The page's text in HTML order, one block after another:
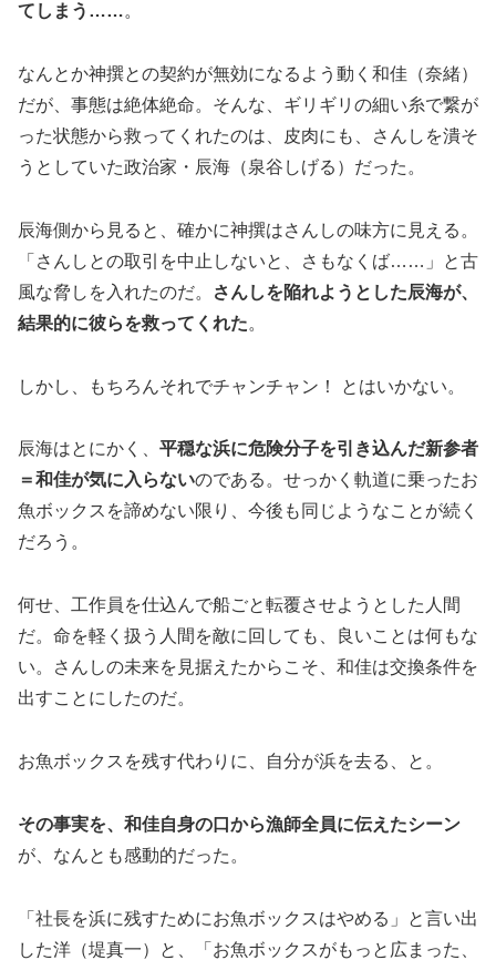
てしまう……。
なんとか神撰との契約が無効になるよう動く和佳（奈緒）
だが、事態は絶体絶命。そんな、ギリギリの細い糸で繋が
った状態から救ってくれたのは、皮肉にも、さんしを潰そ
うとしていた政治家・辰海（泉谷しげる）だった。
辰海側から見ると、確かに神撰はさんしの味方に見える。
「さんしとの取引を中止しないと、さもなくば……」と古
風な脅しを入れたのだ。
さんしを陥れようとした辰海が、
結果的に彼らを救ってくれた。
しかし、もちろんそれでチャンチャン！ とはいかない。
辰海はとにかく、 平穏な浜に危険分子を引き込んだ新参者
＝和佳が気に入らないのである。せっかく軌道に乗ったお
魚ボックスを諦めない限り、今後も同じようなことが続く
だろう。
何せ、工作員を仕込んで船ごと転覆させようとした人間
だ。命を軽く扱う人間を敵に回しても、良いことは何もな
い。さんしの未来を見据えたからこそ、和佳は交換条件を
出すことにしたのだ。
お魚ボックスを残す代わりに、自分が浜を去る、と。
その事実を、和佳自身の口から漁師全員に伝えたシーン
が、なんとも感動的だった。
「社長を浜に残すためにお魚ボックスはやめる」と言い出
した洋（堤真一）と、「お魚ボックスがもっと広まった、